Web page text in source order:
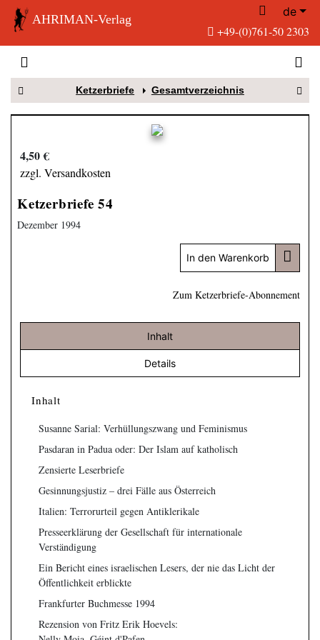
AHRIMAN-Verlag
de
+49-(0)761-50 2303
Ketzerbriefe Gesamtverzeichnis
4,50 €
zzgl. Versandkosten
Ketzerbriefe 54
Dezember 1994
In den Warenkorb
Zum Ketzerbriefe-Abonnement
Inhalt
Details
Inhalt
Susanne Sarial: Verhüllungszwang und Feminismus
Pasdaran in Padua oder: Der Islam auf katholisch
Zensierte Leserbriefe
Gesinnungsjustiz – drei Fälle aus Österreich
Italien: Terrorurteil gegen Antiklerikale
Presseerklärung der Gesellschaft für internationale
Verständigung
Ein Bericht eines israelischen Lesers, der nie das Licht der
Öffentlichkeit erblickte
Frankfurter Buchmesse 1994
Rezension von Fritz Erik Hoevels: